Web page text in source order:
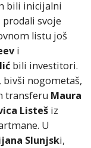
bili inicijalni
svoje
listu još
i
bili investitori.
bivši nogometaš,
transferu Maura
Listeš iz
U
Slunjski,